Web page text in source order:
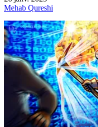
Mehab Qureshi